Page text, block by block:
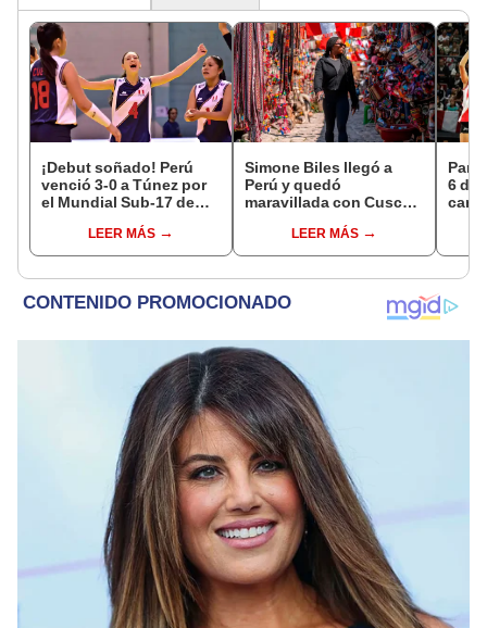
¡Debut soñado! Perú
venció 3-0 a Túnez por
el Mundial Sub-17 de
LEER MÁS
Simone Biles llegó a
Perú y quedó
maravillada con Cusco:
lo hermoso que es este
país"
LEER MÁS
6 de